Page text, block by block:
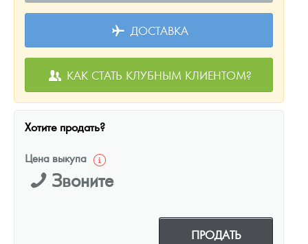
ДОСТАВКА
КАК СТАТЬ КЛУБНЫМ КЛИЕНТОМ?
Хотите продать?
Цена выкупа
Звоните
ПРОДАТЬ